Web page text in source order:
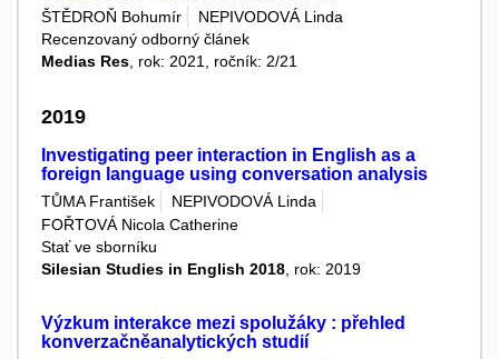
ŠTĚDROŇ Bohumír
NEPIVODOVÁ Linda
Recenzovaný odborný článek
Medias Res , rok: 2021, ročník: 2/21
2019
Investigating peer interaction in English as a
foreign language using conversation analysis
TŮMA František
NEPIVODOVÁ Linda
FOŘTOVÁ Nicola Catherine
Stať ve sborníku
Silesian Studies in English 2018 , rok: 2019
Výzkum interakce mezi spolužáky : přehled
konverzačněanalytických studií